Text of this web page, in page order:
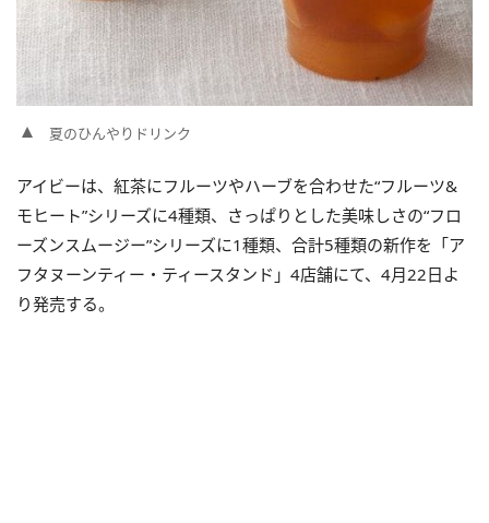
夏のひんやりドリンク
アイビーは、紅茶にフルーツやハーブを合わせた“フルーツ&
モヒート”シリーズに4種類、さっぱりとした美味しさの“フロ
ーズンスムージー”シリーズに1種類、合計5種類の新作を「ア
フタヌーンティー・ティースタンド」4店舗にて、4月22日よ
り発売する。